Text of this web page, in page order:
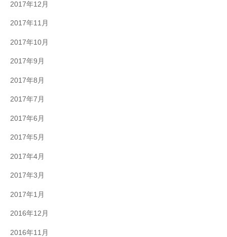
2017年12月
2017年11月
2017年10月
2017年9月
2017年8月
2017年7月
2017年6月
2017年5月
2017年4月
2017年3月
2017年1月
2016年12月
2016年11月